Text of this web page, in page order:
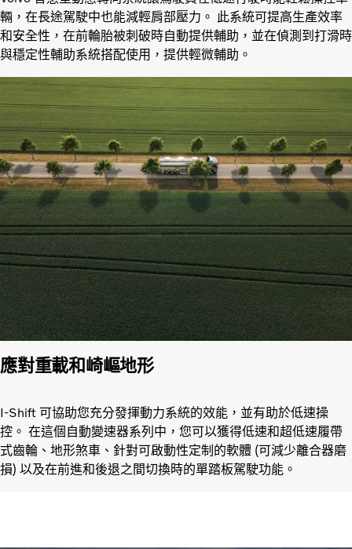
輛，在長途駕駛中也能減輕肩部壓力。 此系統可提高生產效率
和安全性，在前輪胎被刺破時自動提供輔助，並在偵測到打滑時
與穩定性輔助系統搭配使用，提供輕微輔助。
應對重載和崎嶇地形
I-Shift 可協助您充分發揮動力系統的效能，並有助於低速操
控。 在這個自動變速器系列中，您可以獲得低速和超低速履帶
式齒輪、地形煞車、針對可啟動性定制的軟體 (可減少離合器磨
損) 以及在前進和後退之間切換時的單踏板駕駛功能。